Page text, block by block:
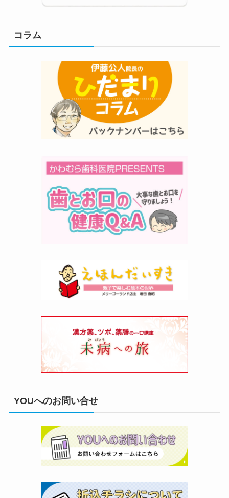
コラム
YOUへのお問い合せ